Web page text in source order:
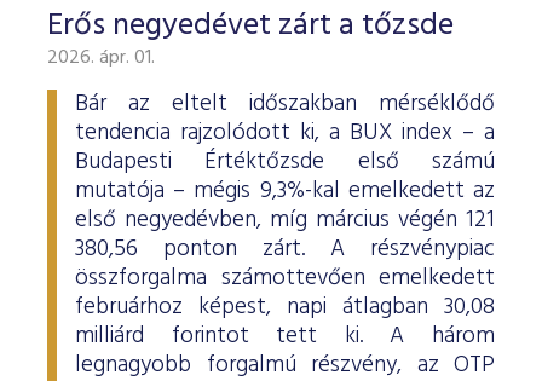
Erős negyedévet zárt a tőzsde
2026. ápr. 01.
Bár az eltelt időszakban mérséklődő
tendencia rajzolódott ki, a BUX index – a
Budapesti Értéktőzsde első számú
mutatója – mégis 9,3%-kal emelkedett az
első negyedévben, míg március végén 121
380,56 ponton zárt. A részvénypiac
összforgalma számottevően emelkedett
februárhoz képest, napi átlagban 30,08
milliárd forintot tett ki. A három
legnagyobb forgalmú részvény, az OTP